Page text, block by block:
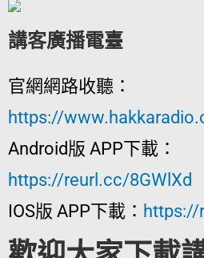
講客廣播電臺
官網網路收聽：
https://
Android版 APP下載：
https://reurl.cc/8GWlXd
IOS版 APP下載： https://